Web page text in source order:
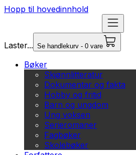
Hopp til hovedinnhold
Laster... Se handlekurv - 0 vare
Bøker
Skjønnlitteratur
Dokumentar og fakta
Hobby og fritid
Barn og ungdom
Ung voksen
Serieromaner
Fagbøker
Skolebøker